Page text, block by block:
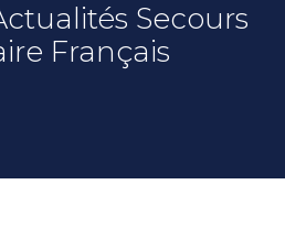
Secours
Français